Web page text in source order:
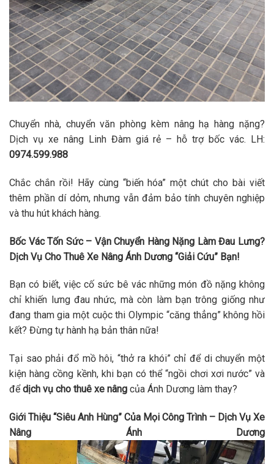
Chuyển nhà, chuyển văn phòng kèm nâng hạ hàng nặng?
Dịch vụ xe nâng Linh Đàm giá rẻ – hỗ trợ bốc vác. LH:
0974.599.988
Chắc chắn rồi! Hãy cùng “biến hóa” một chút cho bài viết
thêm phần dí dỏm, nhưng vẫn đảm bảo tính chuyên nghiệp
và thu hút khách hàng.
Bốc Vác Tốn Sức – Vận Chuyển Hàng Nặng Làm Đau Lưng?
Dịch Vụ Cho Thuê Xe Nâng Ánh Dương “Giải Cứu” Bạn!
Bạn có biết, việc cố sức bê vác những món đồ nặng không
chỉ khiến lưng đau nhức, mà còn làm bạn trông giống như
đang tham gia một cuộc thi Olympic “căng thẳng” không hồi
kết? Đừng tự hành hạ bản thân nữa!
Tại sao phải đổ mồ hôi, “thở ra khói” chỉ để di chuyển một
kiện hàng cồng kềnh, khi bạn có thể “ngồi chơi xơi nước” và
đểdịch vụ cho thuê xe nâng của Ánh Dương làm thay?
Giới Thiệu “Siêu Anh Hùng” Của Mọi Công Trình – Dịch Vụ Xe
Nâng Ánh Dương